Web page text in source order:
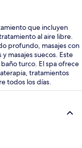
que incluyen
al aire libre.
profundo, masajes con
masajes suecos. Este
turco. El spa ofrece
tratamientos
todos los días.